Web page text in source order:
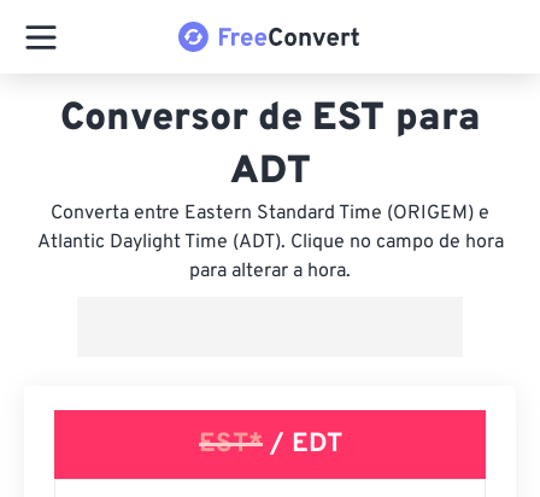
Conversor de EST para
ADT
Converta entre Eastern Standard Time (ORIGEM) e
Atlantic Daylight Time (ADT). Clique no campo de hora
para alterar a hora.
EST*/ EDT